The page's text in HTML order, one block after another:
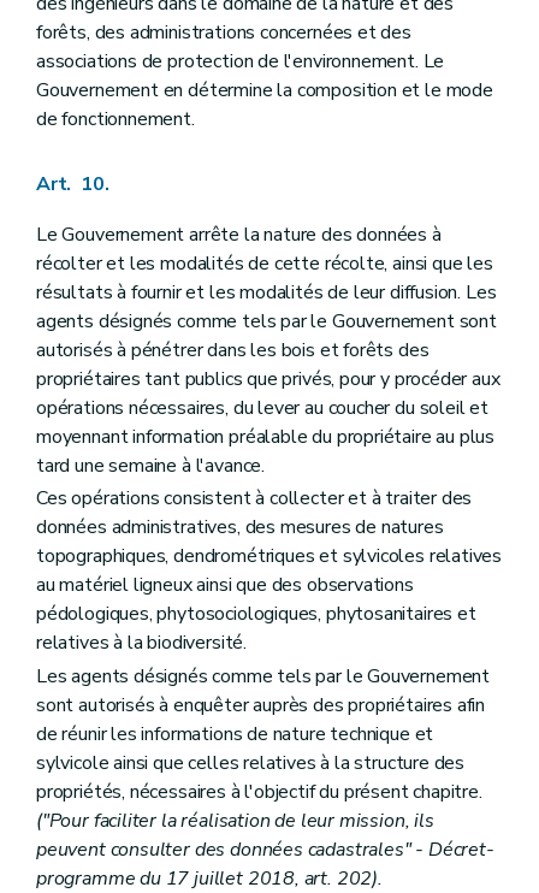
forêts, des administrations concernées et des
associations de protection de l'environnement. Le
Gouvernement en détermine la composition et le mode
de fonctionnement.
Art. 10.
Le Gouvernement arrête la nature des données à
récolter et les modalités de cette récolte, ainsi que les
résultats à fournir et les modalités de leur diffusion. Les
agents désignés comme tels par le Gouvernement sont
autorisés à pénétrer dans les bois et forêts des
propriétaires tant publics que privés, pour y procéder aux
opérations nécessaires, du lever au coucher du soleil et
moyennant information préalable du propriétaire au plus
tard une semaine à l'avance.
Ces opérations consistent à collecter et à traiter des
données administratives, des mesures de natures
topographiques, dendrométriques et sylvicoles relatives
au matériel ligneux ainsi que des observations
pédologiques, phytosociologiques, phytosanitaires et
relatives à la biodiversité.
Les agents désignés comme tels par le Gouvernement
sont autorisés à enquêter auprès des propriétaires afin
de réunir les informations de nature technique et
sylvicole ainsi que celles relatives à la structure des
propriétés, nécessaires à l'objectif du présent chapitre.
("Pour faciliter la réalisation de leur mission, ils
peuvent consulter des données cadastrales" - Décret-
programme du 17 juillet 2018, art. 202).